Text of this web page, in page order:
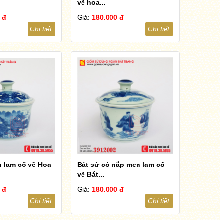
đ
Chi tiết
vẽ hoa...
Giá:180.000 đ
Chi tiết
lam cổ vẽ Hoa
đ
Chi tiết
Bát sứ có nắp men lam cổ
vẽ Bát...
Giá: 180.000 đ
Chi tiết